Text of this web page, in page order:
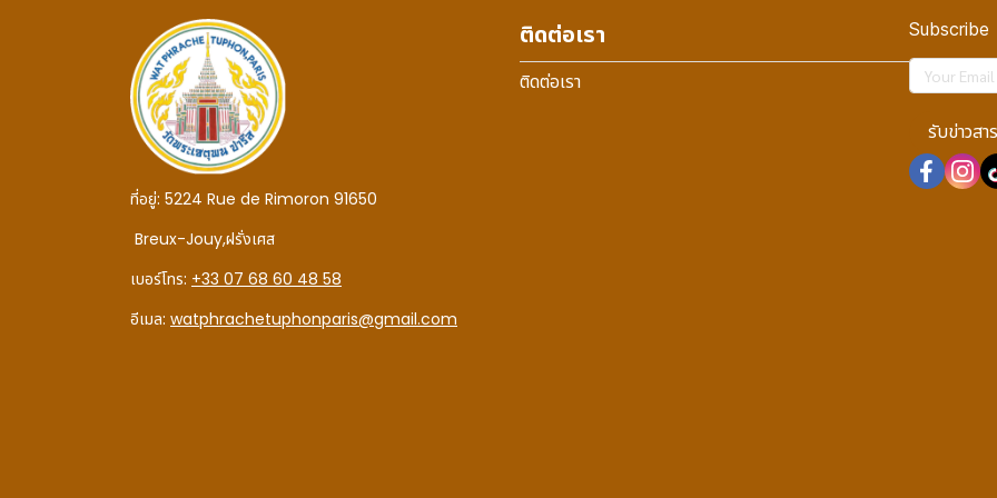
ที่อยู่: 5224 Rue de Rimoron 91650
Breux-Jouy,ฝรั่งเศส
เบอร์โทร: +33 07 68 60 48 58
อีเมล: watphrachetuphonparis@gmail.com
ติดต่อเรา
ติดต่อเรา
Subscribe
รับข่าวสาร